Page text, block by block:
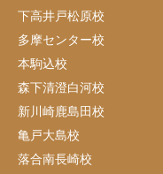
下高井戸松原校
多摩センター校
本駒込校
森下清澄白河校
新川崎鹿島田校
亀戸大島校
落合南長崎校